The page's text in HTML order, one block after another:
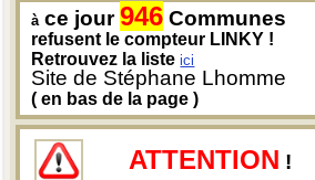
à ce jour946 Communes
refusent le compteur LINKY !
Retrouvez la listeici
Site de Stéphane Lhomme
( en bas de la page )
ATTENTION !